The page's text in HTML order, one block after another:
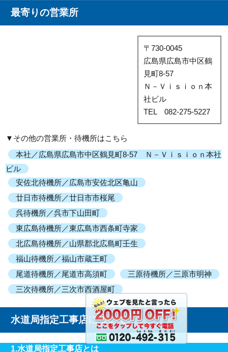
最寄りの営業所
〒730-0045
広島県広島市中区鶴
見町8-57
Ｎ－Ｖｉｓｉｏｎ本
社ビル
TEL 082-275-5227
▼その他の営業所・待機所はこちら
本社／広島県広島市中区鶴見町8-57 Ｎ－Ｖｉｓｉｏｎ本社
ビル
安佐北待機所／広島市安佐北区亀山
廿日市待機所／廿日市市桜尾
呉待機所／呉市下山田町
東広島待機所／東広島市西条町寺家
北広島待機所／山県郡北広島町壬生
福山待機所／福山市蔵王町
尾道待機所／尾道市高須町
三原待機所／三原市明神
三次待機所／三次市西酒屋町
水道局指定工事店について
1.水道局指定工事店とは